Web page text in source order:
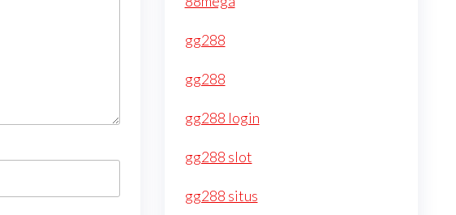
gg288
gg288
gg288 login
gg288 slot
gg288 situs